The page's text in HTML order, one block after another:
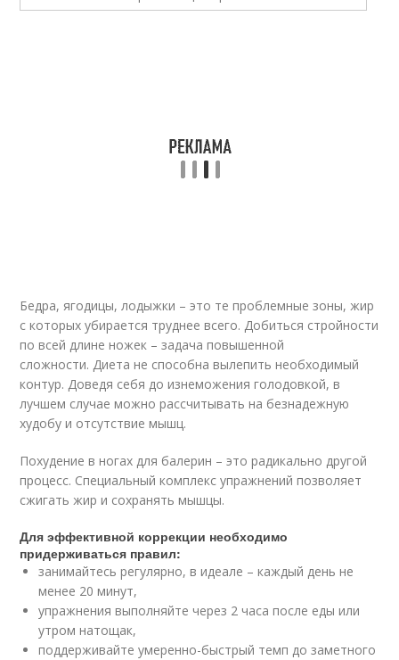
Бедра, ягодицы, лодыжки – это те проблемные зоны, жир
с которых убирается труднее всего. Добиться стройности
по всей длине ножек – задача повышенной
сложности. Диета не способна вылепить необходимый
контур. Доведя себя до изнеможения голодовкой, в
лучшем случае можно рассчитывать на безнадежную
худобу и отсутствие мышц.
Похудение в ногах для балерин – это радикально другой
процесс. Специальный комплекс упражнений позволяет
сжигать жир и сохранять мышцы.
Для эффективной коррекции необходимо
придерживаться правил:
занимайтесь регулярно, в идеале – каждый день не
менее 20 минут,
упражнения выполняйте через 2 часа после еды или
утром натощак,
поддерживайте умеренно-быстрый темп до заметного